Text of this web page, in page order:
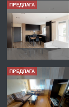
ПРЕДЛАГА
ПРЕДЛАГА